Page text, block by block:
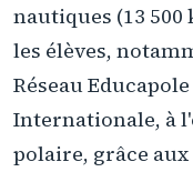
nautiques (13
les élèves,
Réseau
Internationale, à
polaire, grâce